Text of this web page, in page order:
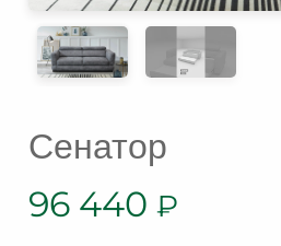
Сенатор
96 440 ₽